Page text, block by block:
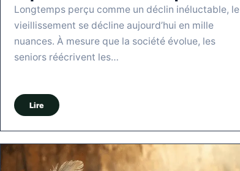
Longtemps perçu comme un déclin inéluctable, le
vieillissement se décline aujourd’hui en mille
nuances. À mesure que la société évolue, les
seniors réécrivent les…
Lire